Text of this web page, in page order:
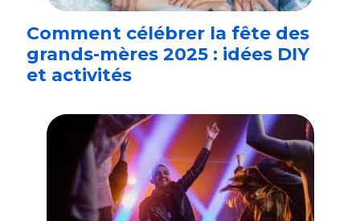
Comment célébrer la fête des
grands-mères 2025 : idées DIY
et activités